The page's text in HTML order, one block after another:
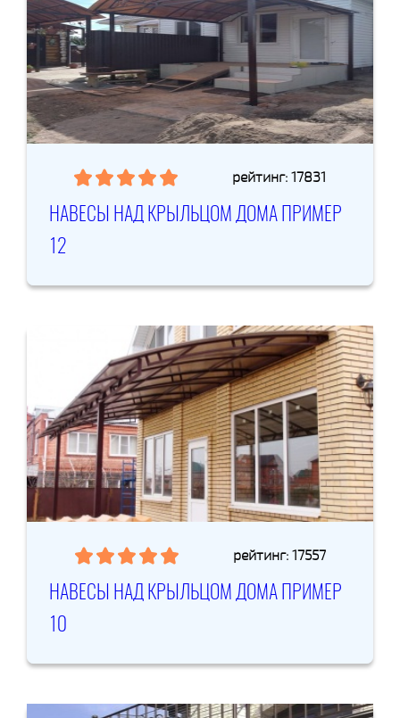
рейтинг: 17831
НАВЕСЫ НАД КРЫЛЬЦОМ ДОМА ПРИМЕР
12
рейтинг: 17557
НАВЕСЫ НАД КРЫЛЬЦОМ ДОМА ПРИМЕР
10